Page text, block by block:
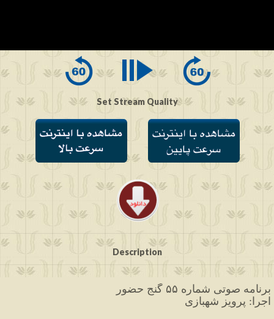
of
Set Stream Quality
Description
برنامه صوتی شماره ۵۵ گنج حضور
اجرا: پرویز شهبازی